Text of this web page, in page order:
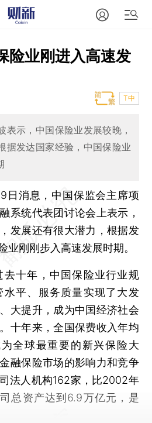
险业刚进入高速发
T中
表示，中国保险业发展较晚，
据发达国家经验，中国保险业
消息，中国保监会主席项
系统代表团讨论会上表示，
发展还有很大潜力，根据发
业刚刚步入高速发展时期。
十年，中国保险业行业规
平、服务质量实现了大发
大提升，成为中国经济社会
十年来，全国保费收入年均
全球最重要的新兴保险大
融保险市场的影响力和竞争
法人机构162家，比2002年
总资产达到6.9万亿元，是